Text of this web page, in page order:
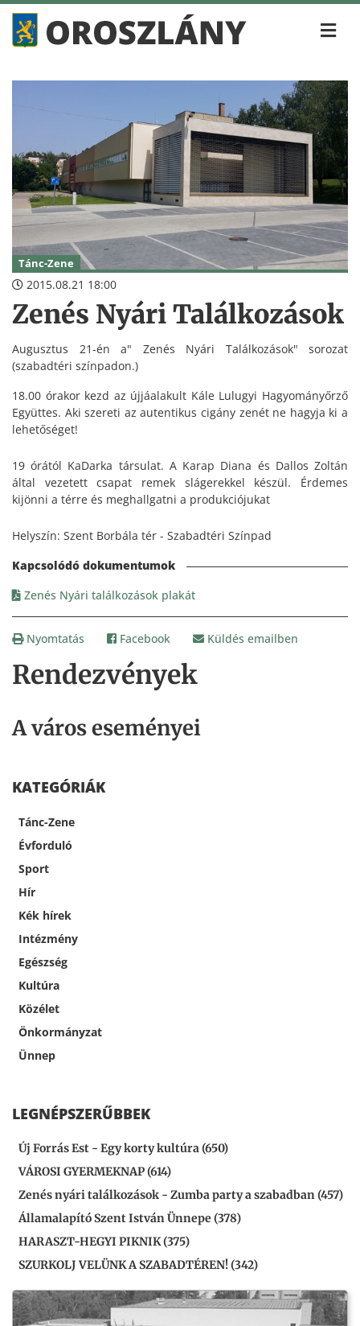
Rendezvények
A város eseményei
KATEGÓRIÁK
Tánc-Zene
Évforduló
Sport
Hír
Kék hírek
Intézmény
Egészség
Kultúra
Közélet
Önkormányzat
Ünnep
LEGNÉPSZERŰBBEK
Új Forrás Est - Egy korty kultúra (650)
VÁROSI GYERMEKNAP (614)
Zenés nyári találkozások - Zumba party a szabadban (457)
Államalapító Szent István Ünnepe (378)
HARASZT-HEGYI PIKNIK (375)
SZURKOLJ VELÜNK A SZABADTÉREN! (342)
Tánc-Zene
2015.08.21 18:00
Zenés Nyári Találkozások
Augusztus 21-én a" Zenés Nyári Találkozások" sorozat
(szabadtéri színpadon.)
18.00 órakor kezd az újjáalakult Kále Lulugyi Hagyományőrző
Együttes. Aki szereti az autentikus cigány zenét ne hagyja ki a
lehetőséget!
19 órától KaDarka társulat. A Karap Diana és Dallos Zoltán
által vezetett csapat remek slágerekkel készül. Érdemes
kijönni a térre és meghallgatni a produkciójukat
Helyszín: Szent Borbála tér - Szabadtéri Színpad
Zenés Nyári találkozások plakát
Nyomtatás Facebook Küldés emailben